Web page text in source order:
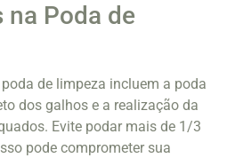
na Poda de
de limpeza incluem a poda
dos galhos e a realização da
Evite podar mais de 1/3
pode comprometer sua